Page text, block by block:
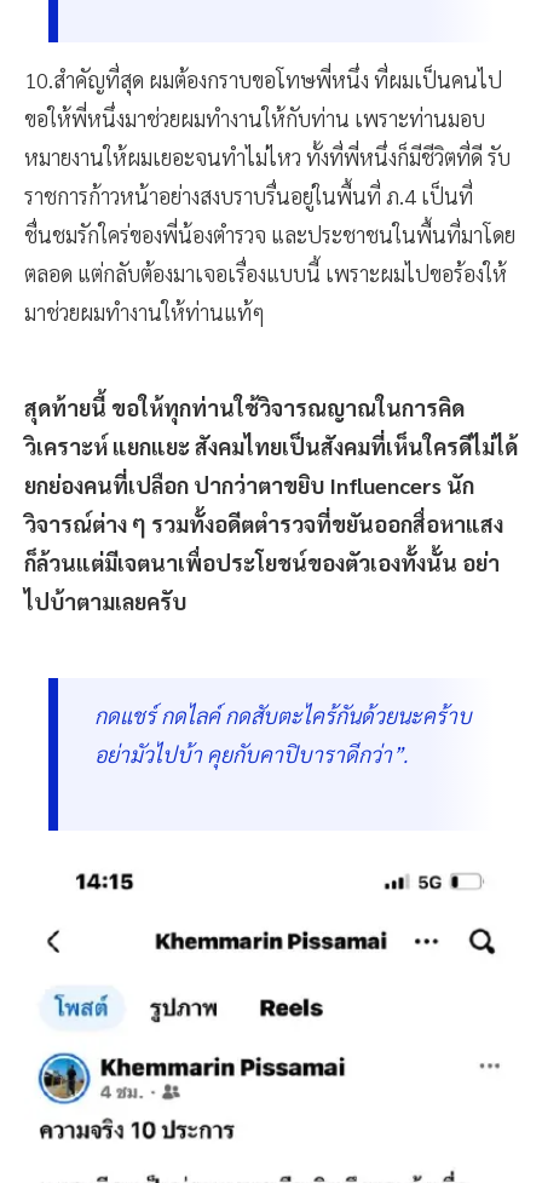
10.สำคัญที่สุด ผมต้องกราบขอโทษพี่หนึ่ง ที่ผมเป็นคนไป
ขอให้พี่หนึ่งมาช่วยผมทำงานให้กับท่าน เพราะท่านมอบ
หมายงานให้ผมเยอะจนทำไม่ไหว ทั้งที่พี่หนึ่งก็มีชีวิตที่ดี รับ
ราชการก้าวหน้าอย่างสงบราบรื่นอยู่ในพื้นที่ ภ.4 เป็นที่
ชื่นชมรักใคร่ของพี่น้องตำรวจ และประชาชนในพื้นที่มาโดย
ตลอด แต่กลับต้องมาเจอเรื่องแบบนี้ เพราะผมไปขอร้องให้
มาช่วยผมทำงานให้ท่านแท้ๆ
สุดท้ายนี้ ขอให้ทุกท่านใช้วิจารณญาณในการคิด
วิเคราะห์ แยกแยะ สังคมไทยเป็นสังคมที่เห็นใครดีไม่ได้
ยกย่องคนที่เปลือก ปากว่าตาขยิบ Influencers นัก
วิจารณ์ต่าง ๆ รวมทั้งอดีตตำรวจที่ขยันออกสื่อหาแสง
ก็ล้วนแต่มีเจตนาเพื่อประโยชน์ของตัวเองทั้งนั้น อย่า
ไปบ้าตามเลยครับ
กดแชร์ กดไลค์ กดสับตะไคร้กันด้วยนะคร้าบ
อย่ามัวไปบ้า คุยกับคาปิบาราดีกว่า”.